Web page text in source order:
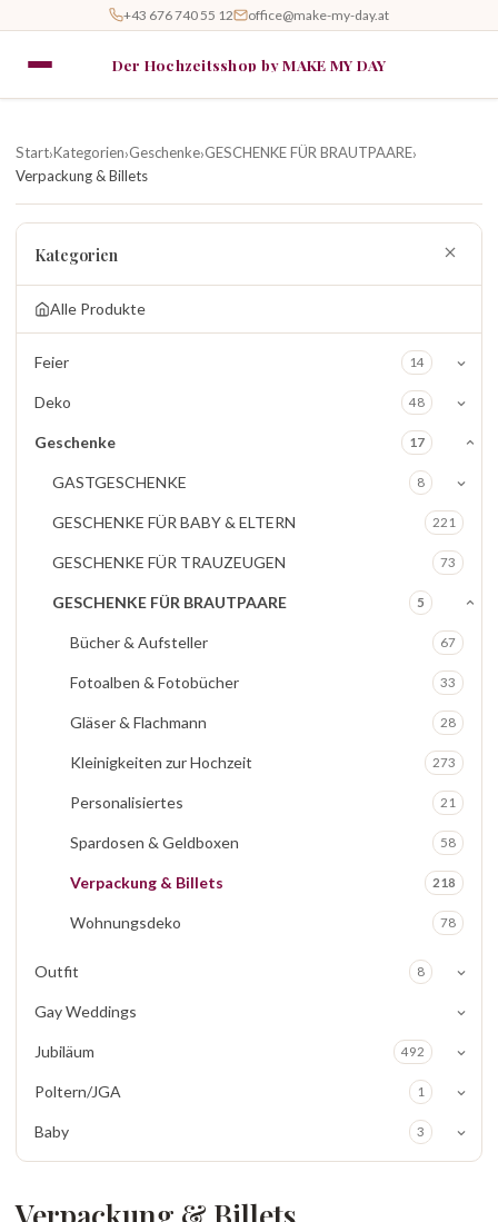
+43 676 740 55 12 office@make-my-day.at
Der Hochzeitsshop by MAKE MY DAY
Start›Kategorien›Geschenke›GESCHENKE FÜR BRAUTPAARE›
Verpackung & Billets
Kategorien
Alle Produkte
Feier 14
Deko 48
Geschenke 17
GASTGESCHENKE 8
GESCHENKE FÜR BABY & ELTERN 221
GESCHENKE FÜR TRAUZEUGEN 73
GESCHENKE FÜR BRAUTPAARE 5
Bücher & Aufsteller 67
Fotoalben & Fotobücher 33
Gläser & Flachmann 28
Kleinigkeiten zur Hochzeit 273
Personalisiertes 21
Spardosen & Geldboxen 58
Verpackung & Billets 218
Wohnungsdeko 78
Outfit 8
Gay Weddings
Jubiläum 492
Poltern/JGA 1
Baby 3